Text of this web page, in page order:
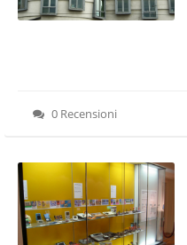
0 Recensioni